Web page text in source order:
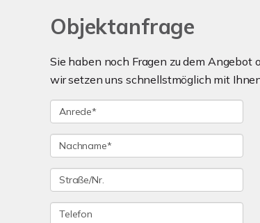
Objektanfrage
Sie haben noch Fragen zu dem
wir setzen uns schnellstmöglich mit